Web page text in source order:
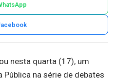
nesta quarta (17), um
na série de debates